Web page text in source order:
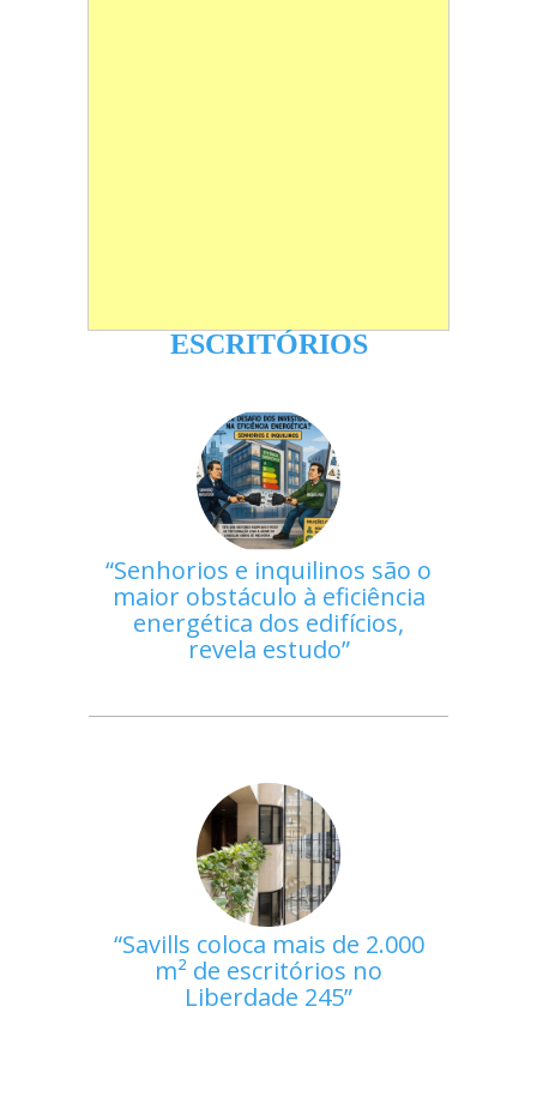
ESCRITÓRIOS
Senhorios e inquilinos são o
maior obstáculo à eficiência
energética dos edifícios,
revela estudo
Savills coloca mais de 2.000
m² de escritórios no
Liberdade 245